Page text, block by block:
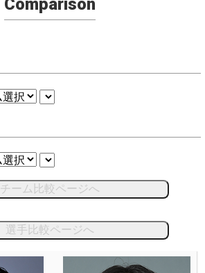
Comparison
チーム比較ページへ
選手比較ページへ